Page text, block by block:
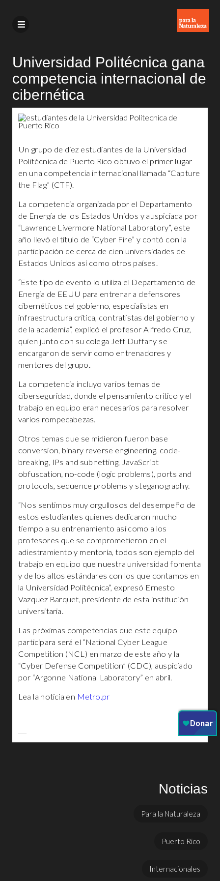
Universidad Politécnica gana
competencia internacional de
cibernética
Un grupo de diez estudiantes de la Universidad
Politécnica de Puerto Rico obtuvo el primer lugar
en una competencia internacional llamada “Capture
the Flag” (CTF).
La competencia organizada por el Departamento
de Energía de los Estados Unidos y auspiciada por
“Lawrence Livermore National Laboratory”, este
año llevó el título de “Cyber Fire” y contó con la
participación de cerca de cien universidades de
Estados Unidos así como otros países.
“Este tipo de evento lo utiliza el Departamento de
Energía de EEUU para entrenar a defensores
cibernéticos del gobierno, especialistas en
infraestructura crítica, contratistas del gobierno y
de la academia”, explicó el profesor Alfredo Cruz,
quien junto con su colega Jeff Duffany se
encargaron de servir como entrenadores y
mentores del grupo.
La competencia incluyo varios temas de
ciberseguridad, donde el pensamiento crítico y el
trabajo en equipo eran necesarios para resolver
varios rompecabezas.
Otros temas que se midieron fueron base
conversion, binary reverse engineering, code-
breaking, IPs and subnetting, JavaScript
obfuscation, no-code (logic problems), ports and
protocols, sequence problems y steganography.
“Nos sentimos muy orgullosos del desempeño de
estos estudiantes quienes dedicaron mucho
tiempo a su entrenamiento así como a los
profesores que se comprometieron en el
adiestramiento y mentoría, todos son ejemplo del
trabajo en equipo que nuestra universidad fomenta
y de los altos estándares con los que contamos en
la Universidad Politécnica”, expresó Ernesto
Vazquez Barquet, presidente de esta institución
universitaria.
Las próximas competencias que este equipo
participara será el “National Cyber League
Competition (NCL) en marzo de este año y la
“Cyber Defense Competition” (CDC), auspiciado
por “Argonne National Laboratory” en abril.
Lea la noticia en Metro.pr
Noticias
Para la Naturaleza
Puerto Rico
Internacionales